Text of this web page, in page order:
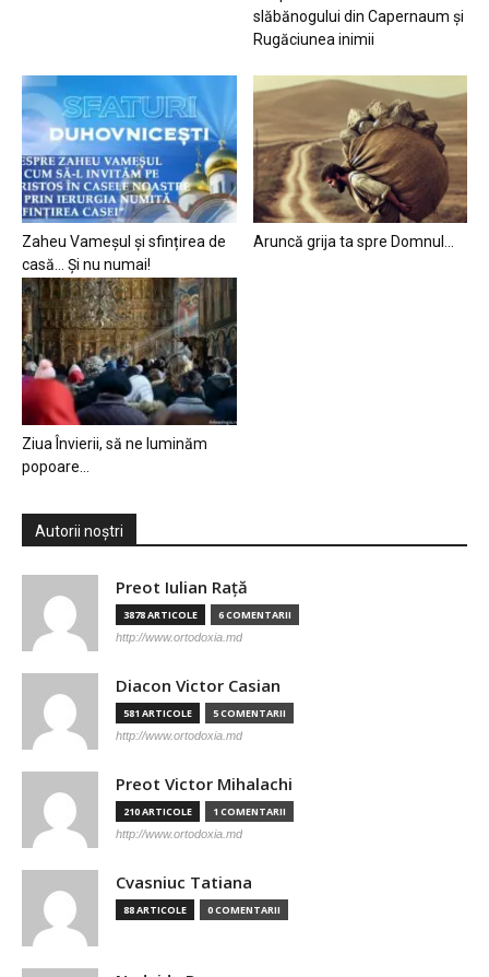
slăbănogului din Capernaum și
Rugăciunea inimii
Zaheu Vameșul și sfințirea de
casă… Și nu numai!
Aruncă grija ta spre Domnul…
Ziua Învierii, să ne luminăm
popoare…
Autorii noștri
Preot Iulian Raţă
3878 ARTICOLE 6 COMENTARII
http://www.ortodoxia.md
Diacon Victor Casian
581 ARTICOLE 5 COMENTARII
http://www.ortodoxia.md
Preot Victor Mihalachi
210 ARTICOLE 1 COMENTARII
http://www.ortodoxia.md
Cvasniuc Tatiana
88 ARTICOLE 0 COMENTARII